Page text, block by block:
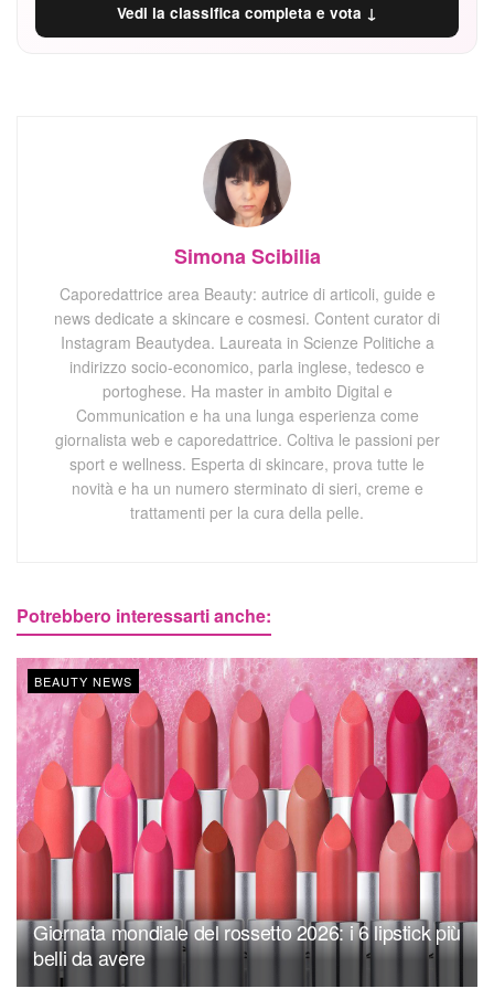
Vedi la classifica completa e vota ↓
Simona Scibilia
Caporedattrice area Beauty: autrice di articoli, guide e
news dedicate a skincare e cosmesi. Content curator di
Instagram Beautydea. Laureata in Scienze Politiche a
indirizzo socio-economico, parla inglese, tedesco e
portoghese. Ha master in ambito Digital e
Communication e ha una lunga esperienza come
giornalista web e caporedattrice. Coltiva le passioni per
sport e wellness. Esperta di skincare, prova tutte le
novità e ha un numero sterminato di sieri, creme e
trattamenti per la cura della pelle.
Potrebbero interessarti anche:
BEAUTY NEWS
Giornata mondiale del rossetto 2026: i 6 lipstick più
belli da avere